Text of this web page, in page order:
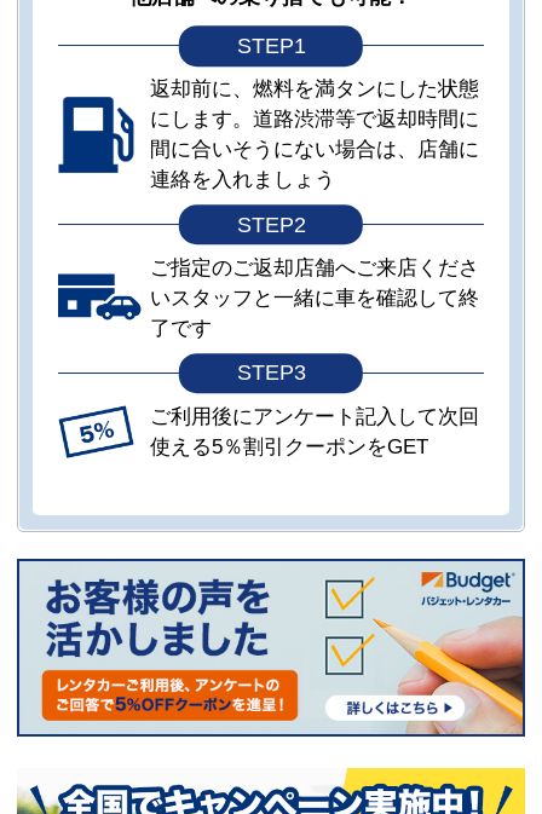
STEP1
返却前に、燃料を満タンにした状態
にします。道路渋滞等で返却時間に
間に合いそうにない場合は、店舗に
連絡を入れましょう
STEP2
ご指定のご返却店舗へご来店くださ
いスタッフと一緒に車を確認して終
了です
STEP3
ご利用後にアンケート記入して次回
使える5％割引クーポンをGET